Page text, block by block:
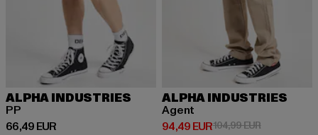
ALPHA INDUSTRIES
PP
66,49 EUR
Derzeitiger Preis: 66,49 EUR
ALPHA INDUSTRIES
Agent
94,49 EUR
Derzeitiger Preis: 94,49 EUR
104,99 EURAktionspreis: